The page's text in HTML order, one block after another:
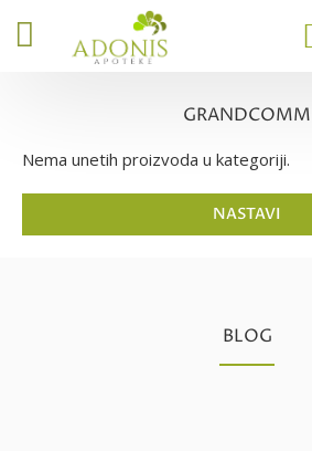
GRANDCOMM
Nema unetih proizvoda u kategoriji.
NASTAVI
BLOG